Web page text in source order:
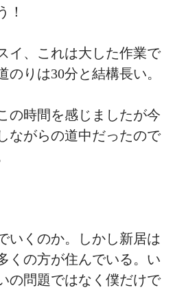
！
イ、これは大した作業で
のりは30分と結構長い。
の時間を感じましたが今
ながらの道中だったので
いくのか。しかし新居は
くの方が住んでいる。い
の問題ではなく僕だけで